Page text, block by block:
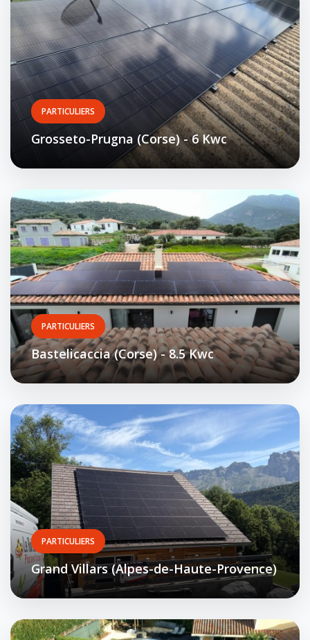
PARTICULIERS
Grosseto-Prugna (Corse) - 6 Kwc
PARTICULIERS
Bastelicaccia (Corse) - 8.5 Kwc
PARTICULIERS
Grand Villars (Alpes-de-Haute-Provence)